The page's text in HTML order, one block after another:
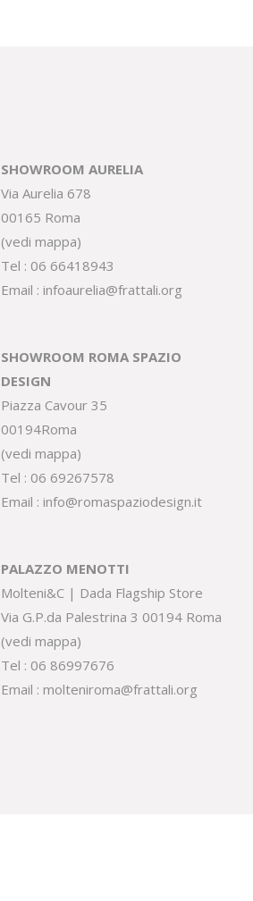
SHOWROOM AURELIA
Via Aurelia 678
00165 Roma
(vedi mappa)
Tel : 06 66418943
Email : infoaurelia@frattali.org
SHOWROOM ROMA SPAZIO
DESIGN
Piazza Cavour 35
00194Roma
(vedi mappa)
Tel : 06 69267578
Email : info@romaspaziodesign.it
PALAZZO MENOTTI
Molteni&C | Dada Flagship Store
Via G.P.da Palestrina 3 00194 Roma
(vedi mappa)
Tel : 06 86997676
Email : molteniroma@frattali.org